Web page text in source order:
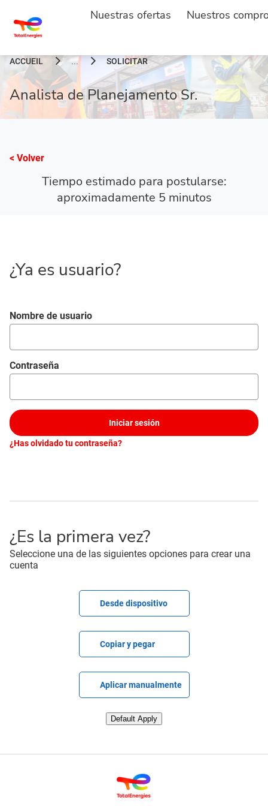
Nuestras ofertas Nuestros
ACCUEIL ... SOLICITAR
Analista de Planejamento Sr.
< Volver
Tiempo estimado para postularse:
aproximadamente 5 minutos
¿Ya es usuario?
Iniciar sesión
Nombre de usuario
Contraseña
Iniciar sesión
¿Has olvidado tu contraseña?
¿Es la primera vez?
Seleccione una de las siguientes opciones para crear una
cuenta
Desde dispositivo
Copiar y pegar
Aplicar manualmente
Default Apply
Subir CV desde LinkedIn